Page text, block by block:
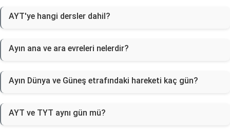
AYT'ye hangi dersler dahil?
Ayın ana ve ara evreleri nelerdir?
Ayın Dünya ve Güneş etrafındaki hareketi kaç gün?
AYT ve TYT aynı gün mü?